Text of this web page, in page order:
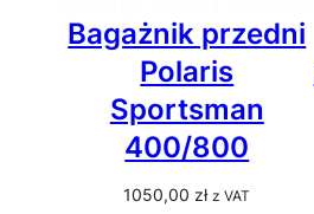
Bagażnik przedni
Polaris
Sportsman
400/800
1050,00 zł z VAT